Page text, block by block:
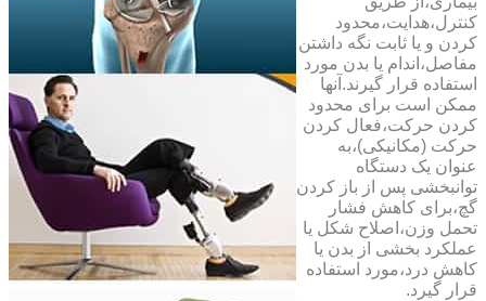
کنترل،هدایت،محدود
کردن و یا ثابت نگه داشتن
مفاصل،اندام یا بدن مورد
استفاده قرار گیرند.آنها
ممکن است برای محدود
کردن حرکت،فعال کردن
حرکت (مکانیکی)،به
عنوان یک دستگاه
توانبخشی پس از باز کردن
گچ،برای کاهش فشار
تحمل وزن،اصلاح شکل یا
عملکرد بخشی از بدن یا
کاهش درد،مورد استفاده
قرار گیرد.